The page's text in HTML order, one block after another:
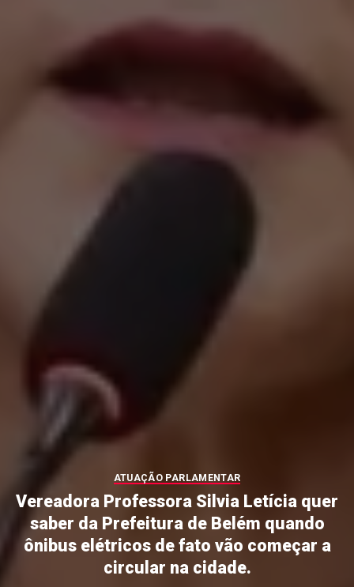
ATUAÇÃO PARLAMENTAR
Vereadora Professora Silvia Letícia quer
saber da Prefeitura de Belém quando
ônibus elétricos de fato vão começar a
circular na cidade.